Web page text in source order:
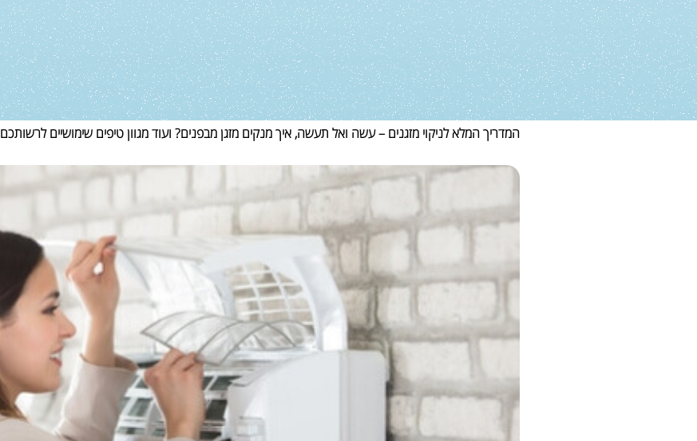
המדריך המלא לניקוי מזגנים – עשה ואל תעשה, איך מנקים מזגן מבפנים? ועוד מגוון טיפים שימושיים לרשותכם